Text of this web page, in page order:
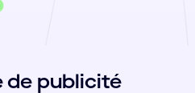
de publicité